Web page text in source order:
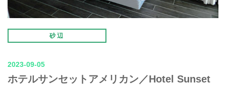
砂辺
2023-09-05
ホテルサンセットアメリカン／Hotel Sunset